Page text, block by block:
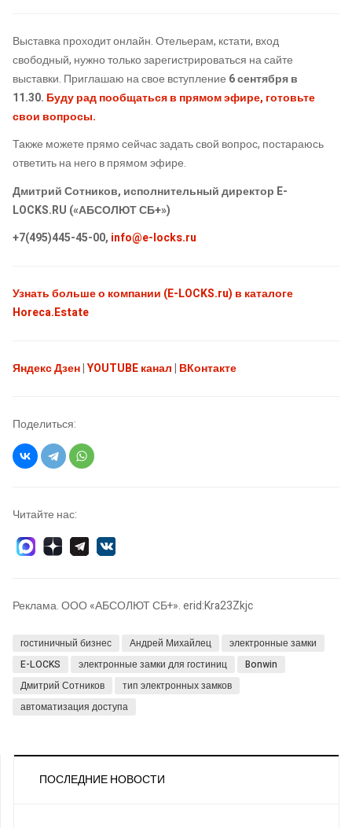
Выставка проходит онлайн. Отельерам, кстати, вход
свободный, нужно только зарегистрироваться на сайте
выставки. Приглашаю на свое вступление 6 сентября в
11.30. Буду рад пообщаться в прямом эфире, готовьте
свои вопросы.
Также можете прямо сейчас задать свой вопрос, постараюсь
ответить на него в прямом эфире.
Дмитрий Сотников, исполнительный директор E-
LOCKS.RU («АБСОЛЮТ СБ+»)
+7(495)445-45-00, info@e-locks.ru
Узнать больше о компании (E-LOCKS.ru) в каталоге
Horeca.Estate
Яндекс Дзен|YOUTUBE канал| ВКонтакте
Поделиться:
Читайте нас:
Реклама. ООО «АБСОЛЮТ СБ+». erid:Kra23Zkjc
гостиничный бизнес Андрей Михайлец
электронные замки
E-LOCKS
электронные замки для гостиниц
Bonwin
Дмитрий Сотников
тип электронных замков
автоматизация доступа
ПОСЛЕДНИЕ НОВОСТИ